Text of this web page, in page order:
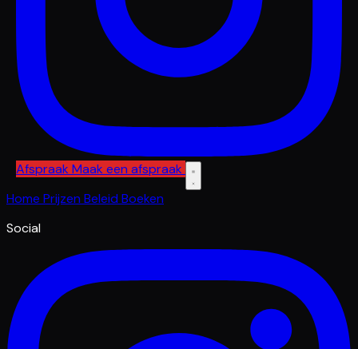
Afspraak Maak een afspraak
Home Prijzen Beleid Boeken
Social